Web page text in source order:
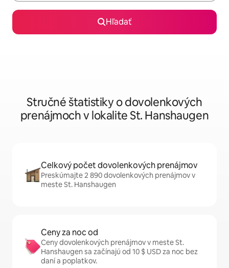
Hľadať
Stručné štatistiky o dovolenkových
prenájmoch v lokalite St. Hanshaugen
Celkový počet dovolenkových prenájmov
Preskúmajte 2 890 dovolenkových prenájmov v
meste St. Hanshaugen
Ceny za noc od
Ceny dovolenkových prenájmov v meste St.
Hanshaugen sa začínajú od 10 $ USD za noc bez
daní a poplatkov.